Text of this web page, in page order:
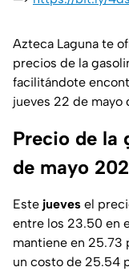
Azteca Laguna te
precios de la
facilitándote
jueves 22 de mayo
Precio de la
de mayo
Este jueves el
entre los 23.50 en
mantiene en 25.73
un costo de 25.54